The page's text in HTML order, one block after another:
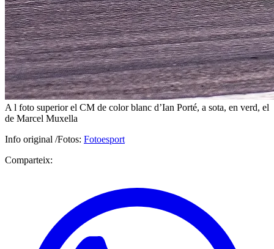
A l foto superior el CM de color blanc d’Ian Porté, a sota, en verd, el
de Marcel Muxella
Info original /Fotos: Fotoesport
Comparteix: